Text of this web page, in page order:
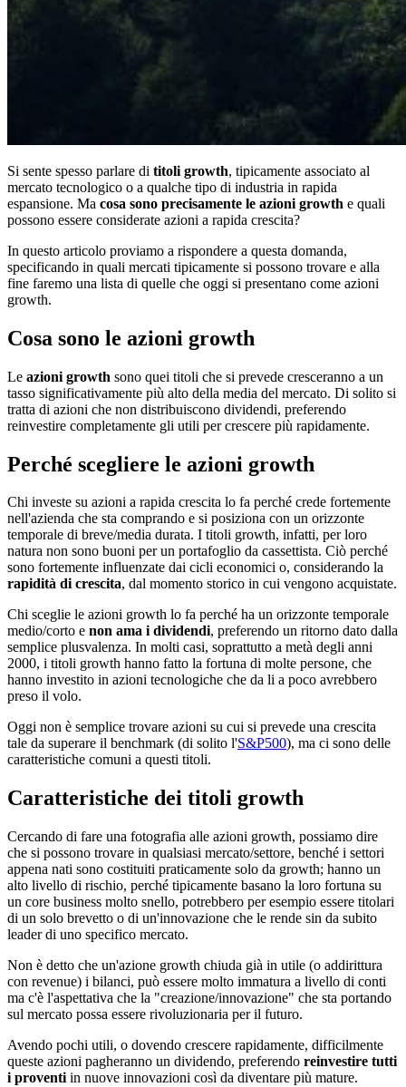
Si sente spesso parlare di titoli growth, tipicamente associato al
mercato tecnologico o a qualche tipo di industria in rapida
espansione. Ma cosa sono precisamente le azioni growth e quali
possono essere considerate azioni a rapida crescita?
In questo articolo proviamo a rispondere a questa domanda,
specificando in quali mercati tipicamente si possono trovare e alla
fine faremo una lista di quelle che oggi si presentano come azioni
growth.
Cosa sono le azioni growth
Le azioni growth sono quei titoli che si prevede cresceranno a un
tasso significativamente più alto della media del mercato. Di solito si
tratta di azioni che non distribuiscono dividendi, preferendo
reinvestire completamente gli utili per crescere più rapidamente.
Perché scegliere le azioni growth
Chi investe su azioni a rapida crescita lo fa perché crede fortemente
nell'azienda che sta comprando e si posiziona con un orizzonte
temporale di breve/media durata. I titoli growth, infatti, per loro
natura non sono buoni per un portafoglio da cassettista. Ciò perché
sono fortemente influenzate dai cicli economici o, considerando la
rapidità di crescita, dal momento storico in cui vengono acquistate.
Chi sceglie le azioni growth lo fa perché ha un orizzonte temporale
medio/corto e non ama i dividendi, preferendo un ritorno dato dalla
semplice plusvalenza. In molti casi, soprattutto a metà degli anni
2000, i titoli growth hanno fatto la fortuna di molte persone, che
hanno investito in azioni tecnologiche che da li a poco avrebbero
preso il volo.
Oggi non è semplice trovare azioni su cui si prevede una crescita
tale da superare il benchmark (di solito l'S&P500), ma ci sono delle
caratteristiche comuni a questi titoli.
Caratteristiche dei titoli growth
Cercando di fare una fotografia alle azioni growth, possiamo dire
che si possono trovare in qualsiasi mercato/settore, benché i settori
appena nati sono costituiti praticamente solo da growth; hanno un
alto livello di rischio, perché tipicamente basano la loro fortuna su
un core business molto snello, potrebbero per esempio essere titolari
di un solo brevetto o di un'innovazione che le rende sin da subito
leader di uno specifico mercato.
Non è detto che un'azione growth chiuda già in utile (o addirittura
con revenue) i bilanci, può essere molto immatura a livello di conti
ma c'è l'aspettativa che la "creazione/innovazione" che sta portando
sul mercato possa essere rivoluzionaria per il futuro.
Avendo pochi utili, o dovendo crescere rapidamente, difficilmente
queste azioni pagheranno un dividendo, preferendo reinvestire tutti
i proventi in nuove innovazioni così da diventare più mature.